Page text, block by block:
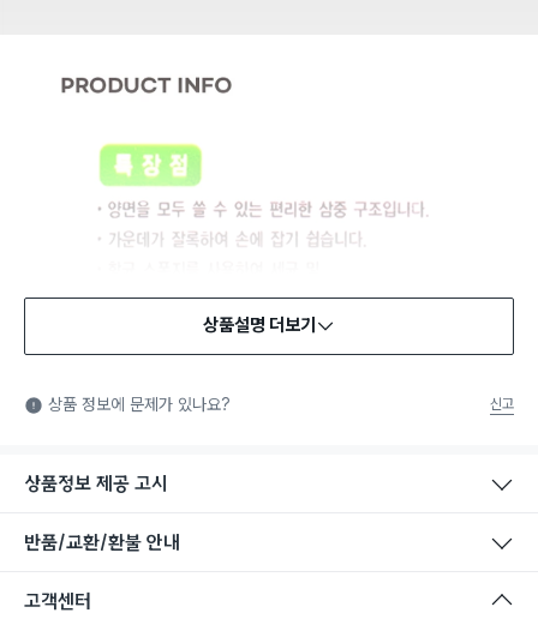
상품설명 더보기
상품 정보에 문제가 있나요? 신고
상품정보 제공 고시
반품/교환/환불 안내
고객센터